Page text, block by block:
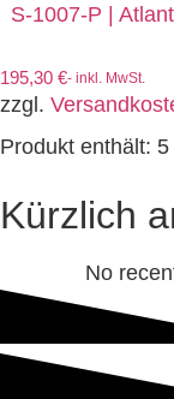
S-1007-P |
195,30 €- inkl. MwSt.
zzgl.
Produkt enthält: 5
Kürzlich
No